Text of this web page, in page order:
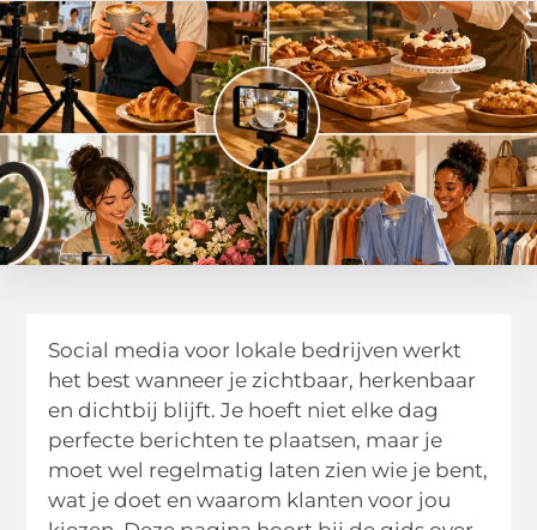
Social media voor lokale bedrijven werkt
het best wanneer je zichtbaar, herkenbaar
en dichtbij blijft. Je hoeft niet elke dag
perfecte berichten te plaatsen, maar je
moet wel regelmatig laten zien wie je bent,
wat je doet en waarom klanten voor jou